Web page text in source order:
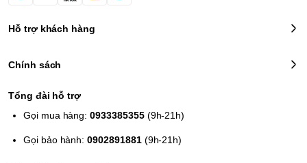
Hỗ trợ khách hàng
Chính sách
Tổng đài hỗ trợ
Gọi mua hàng:0933385355(9h-21h)
Gọi bảo hành:0902891881(9h-21h)